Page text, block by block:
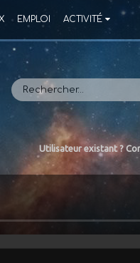
EMPLOI ACTIVITÉ
Utilisateur existant ?